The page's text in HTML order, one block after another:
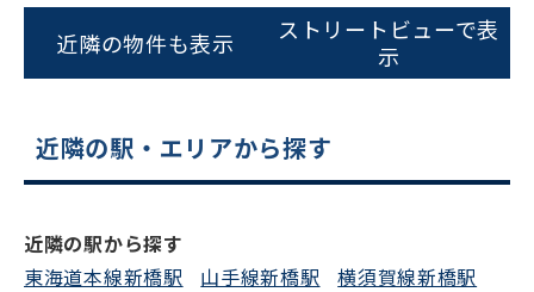
スムーズにご案内できます
0120-620-213
電話でお問い合わせ
近隣の物件も表示
ストリートビューで表
示
近隣の駅・エリアから探す
近隣の駅から探す
東海道本線新橋駅
山手線新橋駅
横須賀線新橋駅